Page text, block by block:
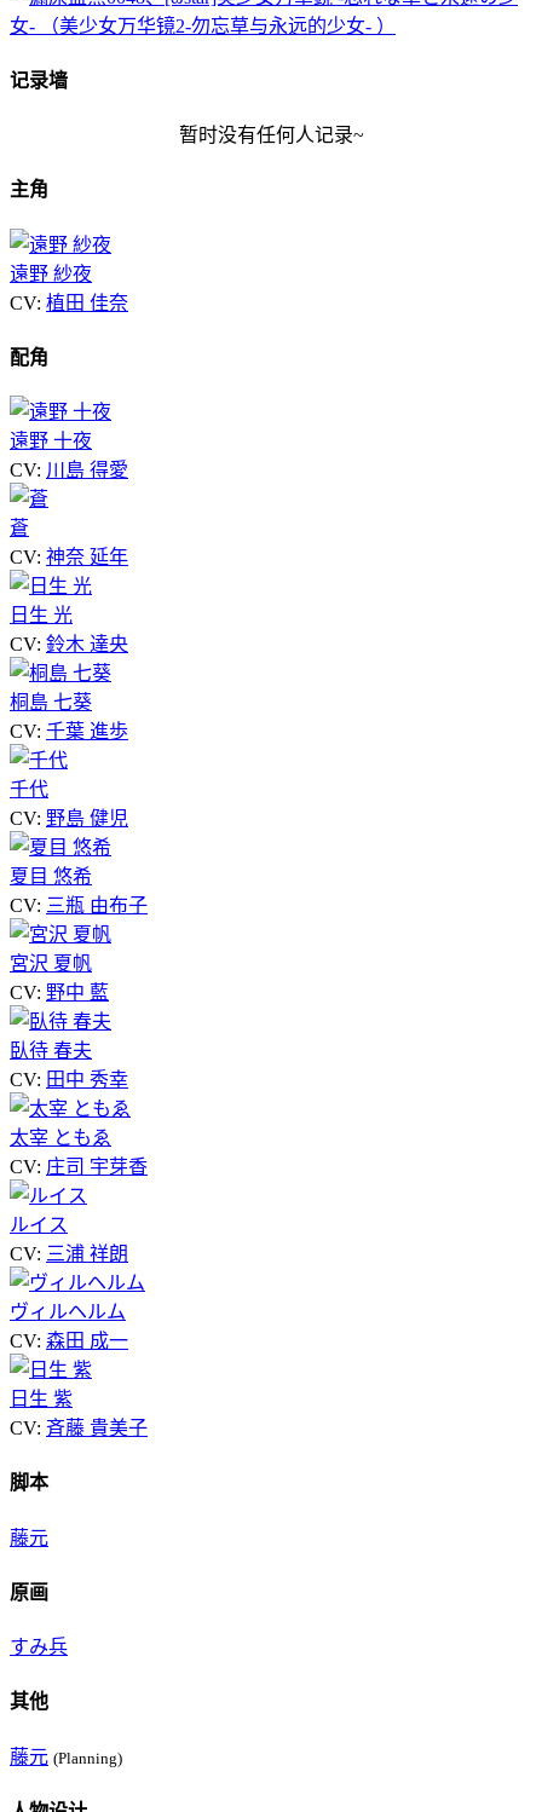
记录墙
暂时没有任何人记录~
主角
遠野 紗夜
CV: 植田 佳奈
配角
遠野 十夜
CV: 川島 得愛
蒼
CV: 神奈 延年
日生 光
CV: 鈴木 達央
桐島 七葵
CV: 千葉 進歩
千代
CV: 野島 健児
夏目 悠希
CV: 三瓶 由布子
宮沢 夏帆
CV: 野中 藍
臥待 春夫
CV: 田中 秀幸
太宰 ともゑ
CV: 庄司 宇芽香
ルイス
CV: 三浦 祥朗
ヴィルヘルム
CV: 森田 成一
日生 紫
CV: 斉藤 貴美子
脚本
藤元
原画
すみ兵
其他
藤元 (Planning)